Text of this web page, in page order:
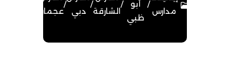
مدارس
/
أبو
ظبي
/
الشارقة
/
دبي
/
عجمان